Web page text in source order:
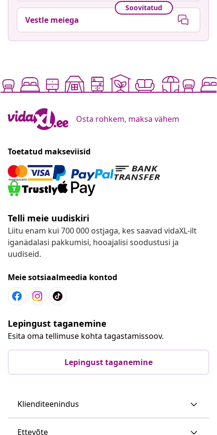
Soovitatud
Vestle meiega
Osta rohkem, maksa vähem
Toetatud makseviisid
Telli meie uudiskiri
Liitu enam kui 700 000 ostjaga, kes saavad vidaXL-ilt
iganädalasi pakkumisi, hooajalisi soodustusi ja
uudiseid.
Meie sotsiaalmeedia kontod
Lepingust taganemine
Esita oma tellimuse kohta tagastamissoov.
Lepingust taganemine
Klienditeenindus
Ettevõte